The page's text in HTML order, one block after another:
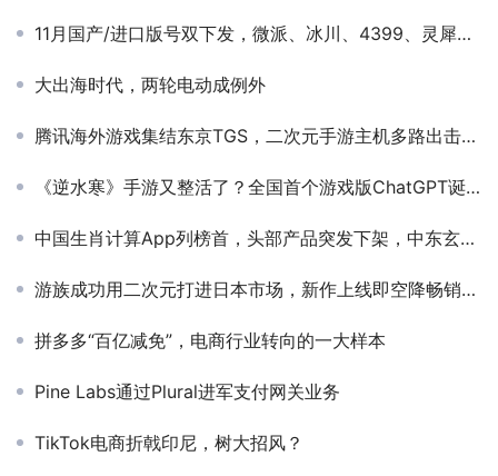
11月国产/进口版号双下发，微派、冰川、4399、灵犀、简游、游族皆在其列，《二重螺旋》过审！
大出海时代，两轮电动成例外
腾讯海外游戏集结东京TGS，二次元手游主机多路出击为那般
《逆水寒》手游又整活了？全国首个游戏版ChatGPT诞生
中国生肖计算App列榜首，头部产品突发下架，中东玄学市场该如何掘金？
游族成功用二次元打进日本市场，新作上线即空降畅销TOP16！
拼多多“百亿减免”，电商行业转向的一大样本
Pine Labs通过Plural进军支付网关业务
TikTok电商折戟印尼，树大招风？